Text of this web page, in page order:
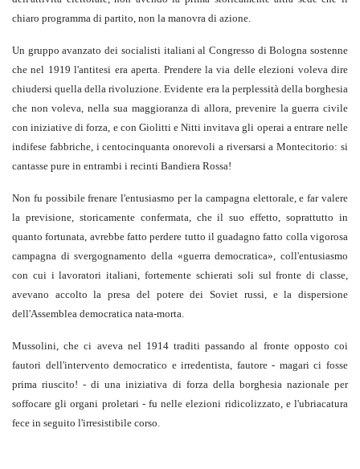
chiaro programma di partito, non la manovra di azione.
Un gruppo avanzato dei socialisti italiani al Congresso di Bologna sostenne
che nel 1919 l'antitesi era aperta. Prendere la via delle elezioni voleva dire
chiudersi quella della rivoluzione. Evidente era la perplessità della borghesia
che non voleva, nella sua maggioranza di allora, prevenire la guerra civile
con iniziative di forza, e con Giolitti e Nitti invitava gli operai a entrare nelle
indifese fabbriche, i centocinquanta onorevoli a riversarsi a Montecitorio: si
cantasse pure in entrambi i recinti Bandiera Rossa!
Non fu possibile frenare l'entusiasmo per la campagna elettorale, e far valere
la previsione, storicamente confermata, che il suo effetto, soprattutto in
quanto fortunata, avrebbe fatto perdere tutto il guadagno fatto colla vigorosa
campagna di svergognamento della «guerra democratica», coll'entusiasmo
con cui i lavoratori italiani, fortemente schierati soli sul fronte di classe,
avevano accolto la presa del potere dei Soviet russi, e la dispersione
dell'Assemblea democratica nata-morta.
Mussolini, che ci aveva nel 1914 traditi passando al fronte opposto coi
fautori dell'intervento democratico e irredentista, fautore - magari ci fosse
prima riuscito! - di una iniziativa di forza della borghesia nazionale per
soffocare gli organi proletari - fu nelle elezioni ridicolizzato, e l'ubriacatura
fece in seguito l'irresistibile corso.